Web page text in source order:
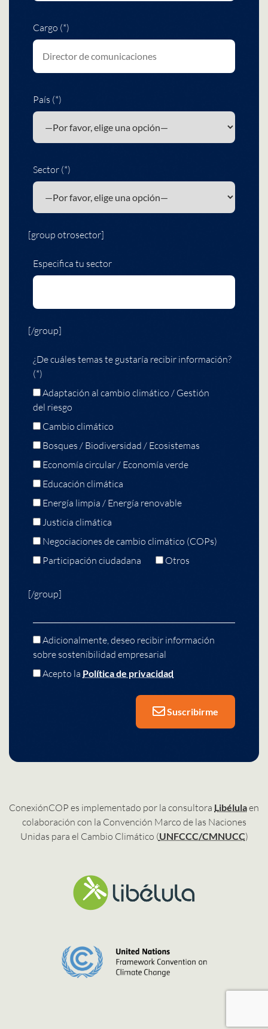
Cargo (*)
País (*)
Sector (*)
[group otrosector]
Especifica tu sector
[/group]
¿De cuáles temas te gustaría recibir información?
(*)
Adaptación al cambio climático / Gestión
del riesgo
Cambio climático
Bosques / Biodiversidad / Ecosistemas
Economía circular / Economía verde
Educación climática
Energía limpia / Energía renovable
Justicia climática
Negociaciones de cambio climático (COPs)
Participación ciudadana
Otros
[/group]
Adicionalmente, deseo recibir información
sobre sostenibilidad empresarial
Acepto la Política de privacidad
Suscribirme
ConexiónCOP es implementado por la consultora Libélulaen
colaboración con la Convención Marco de las Naciones
Unidas para el Cambio Climático (UNFCCC/CMNUCC)